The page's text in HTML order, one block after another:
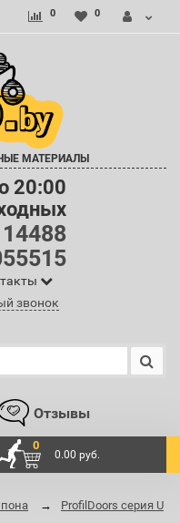
0 0
МАТЕРИАЛЫ
20:00
звонок
Отзывы
0
0.00 руб.
ProfilDoors серия U